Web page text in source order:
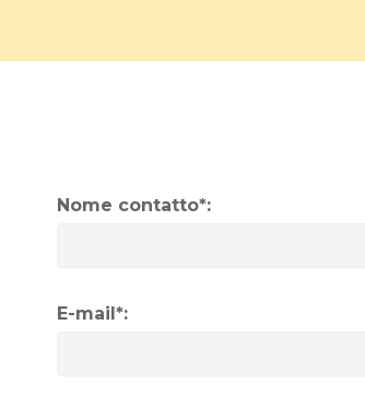
Nome contatto*:
E-mail*: